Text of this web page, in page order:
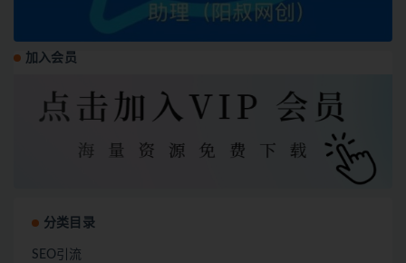
加入会员
分类目录
SEO引流